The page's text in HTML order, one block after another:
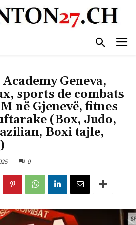
Geneva,
sports de combats
në Gjenevë, fitnes
(Box, Judo,
Boxi tajle,
0